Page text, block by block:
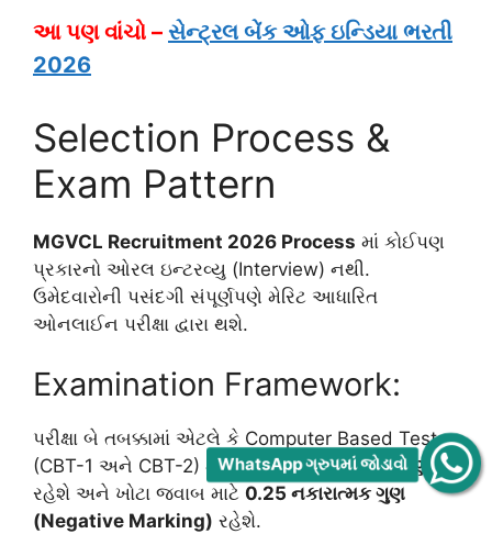
આ પણ વાંચો – સેન્ટ્રલ બેંક ઓફ ઇન્ડિયા ભરતી
2026
Selection Process &
Exam Pattern
MGVCL Recruitment 2026 Process માં કોઈપણ
પ્રકારનો ઓરલ ઇન્ટરવ્યુ (Interview) નથી.
ઉમેદવારોની પસંદગી સંપૂર્ણપણે મેરિટ આધારિત
ઓનલાઈન પરીક્ષા દ્વારા થશે.
Examination Framework:
પરીક્ષા બે તબક્કામાં એટલે કે Computer Based Test
(CBT-1 અને CBT-2) માં લેવાશે. બંને પેપર100 ગુણ ના
રહેશે અને ખોટા જવાબ માટે 0.25 નકારાત્મક ગુણ
(Negative Marking) રહેશે.
WhatsApp ગ્રુપમાં જોડાવો